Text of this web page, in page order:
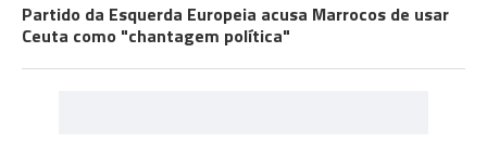
Partido da Esquerda Europeia acusa Marrocos de usar
Ceuta como "chantagem política"